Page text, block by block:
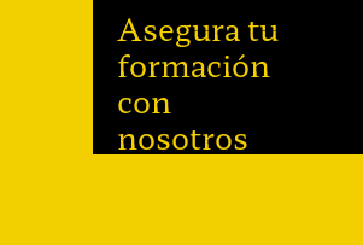
Asegura tu
formación
con
nosotros